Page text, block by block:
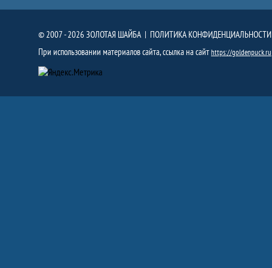
© 2007 - 2026 ЗОЛОТАЯ ШАЙБА | ПОЛИТИКА КОНФИДЕНЦИАЛЬНОСТИ
При использовании материалов сайта, ссылка на сайтhttps://goldenpuck.ru